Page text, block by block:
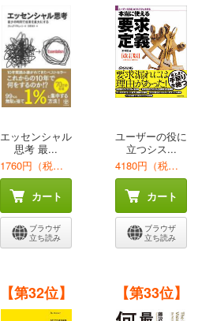
エッセンシャル
思考 最...
1760円（税込）
カート
ブラウザ
立ち読み
ユーザーの役に
立つシス...
4180円（税込）
カート
ブラウザ
立ち読み
【第32位】 【第33位】